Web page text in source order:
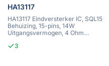
HA13117
HA13117 Eindversterker IC, SQL15
Behuizing, 15-pins, 14W
Uitgangsvermogen, 4 Ohm
3